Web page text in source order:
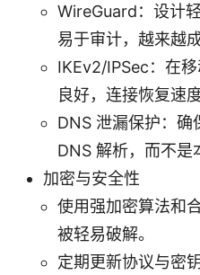
WireGuard：设计
易于审计，越来越
IKEv2/IPSec：在
良好，连接恢复速度
DNS 泄漏保护：确
DNS 解析，而不是
加密与安全性
使用强加密算法和
被轻易破解。
定期更新协议与密